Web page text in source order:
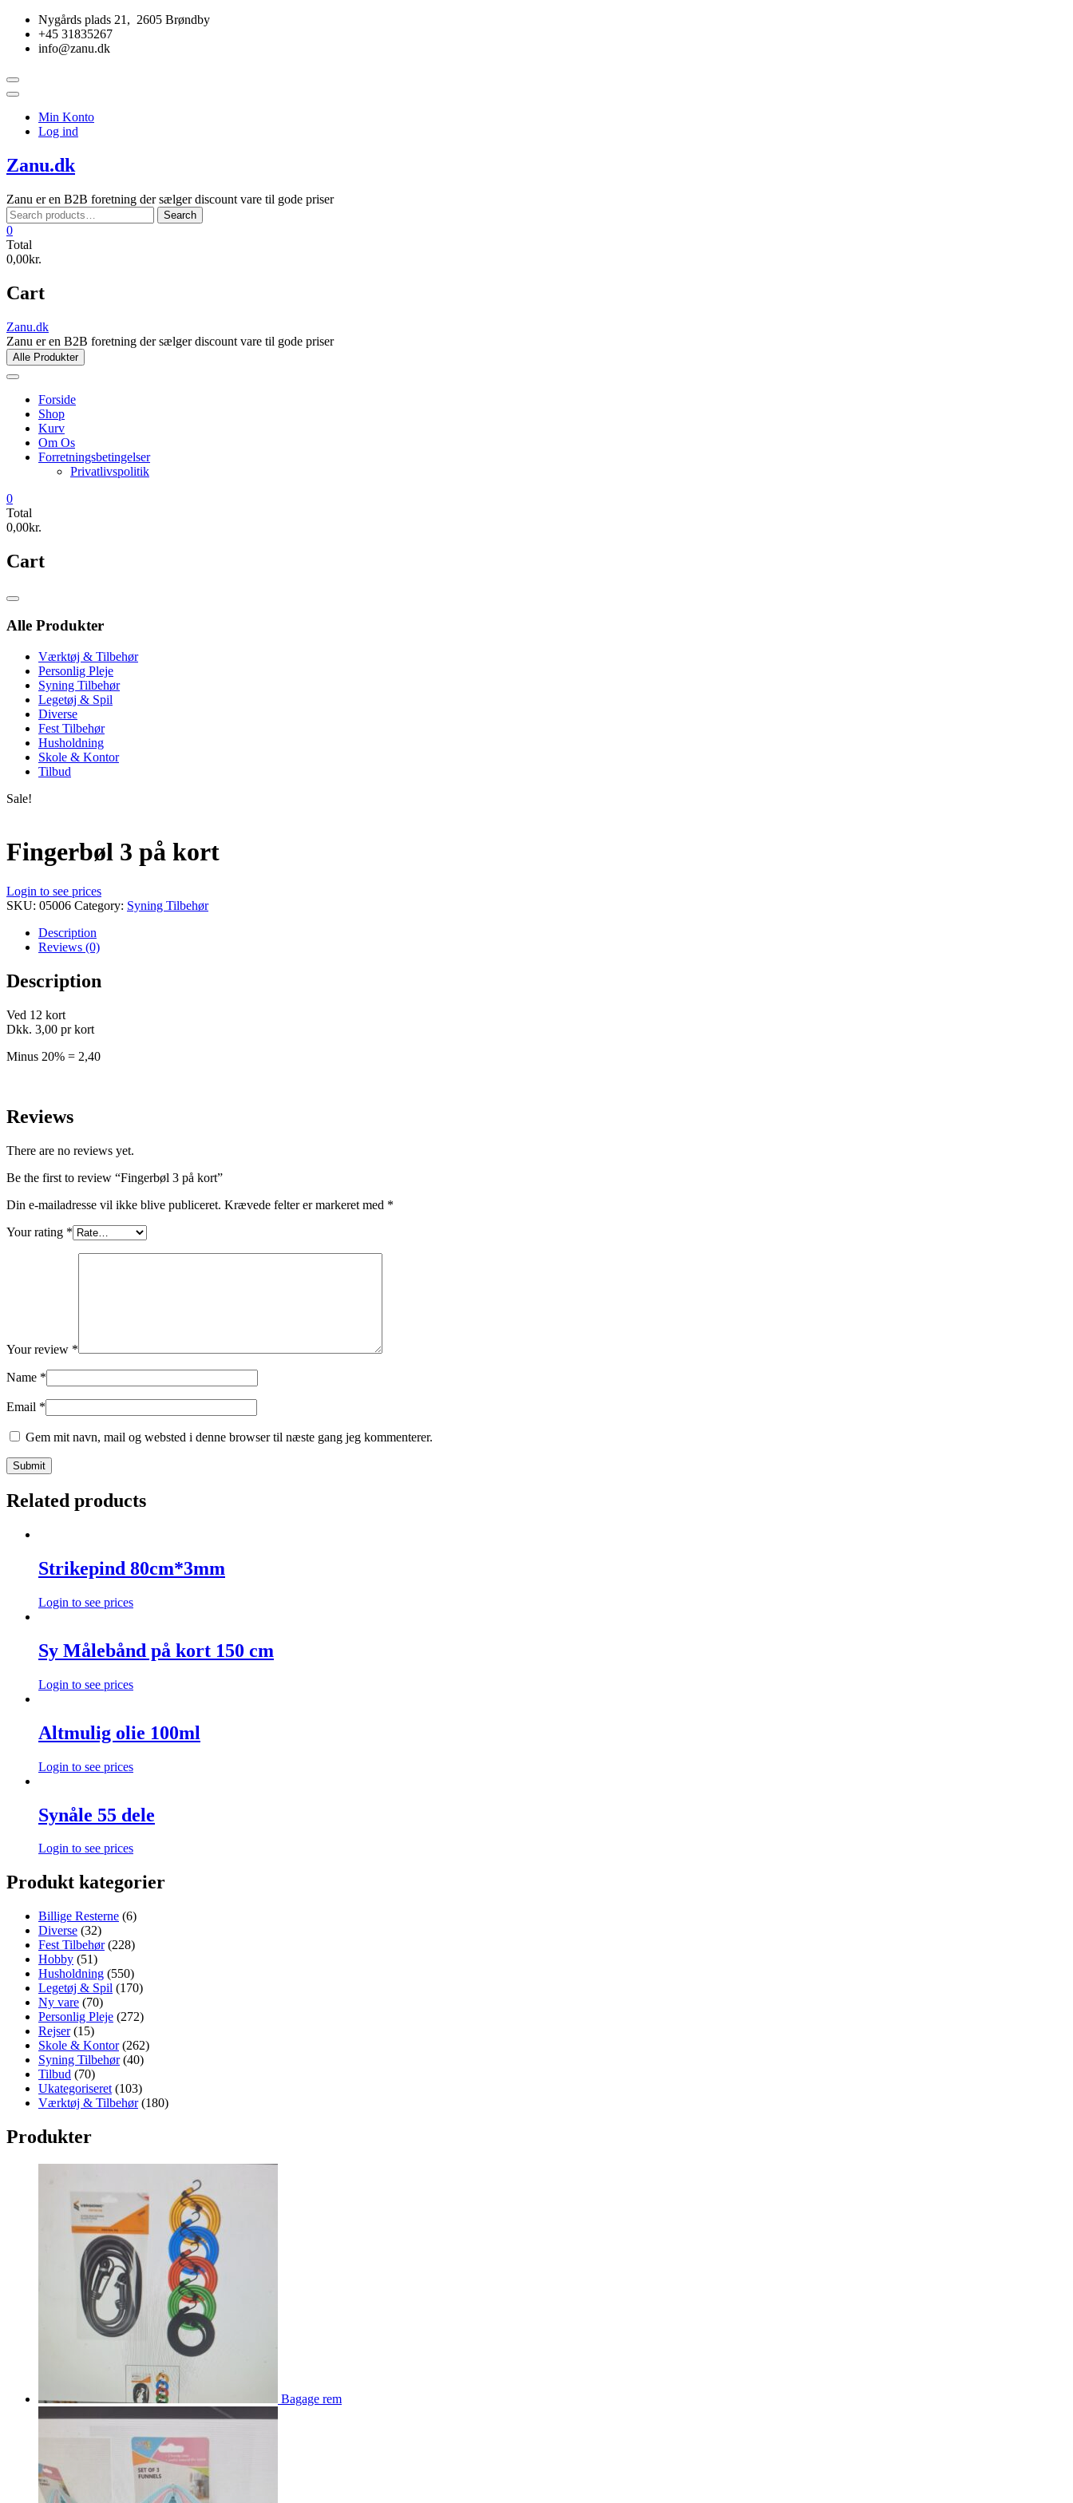
Skip
content
Nygårds plads 21, 2605 Brøndby
+45 31835267
info@zanu.dk
Topbar
Menu
Min Konto
Log ind
Zanu.dk
Zanu er en B2B foretning der sælger discount vare til gode priser
Search
for:
Search
0
Total
0,00kr.
Cart
Zanu.dk
Zanu er en B2B foretning der sælger discount vare til gode priser
Alle Produkter
Forside
Shop
Kurv
Om Os
Forretningsbetingelser
Privatlivspolitik
0
Total
0,00kr.
Cart
Catalog
Alle Produkter
Værktøj & Tilbehør
Personlig Pleje
Syning Tilbehør
Legetøj & Spil
Diverse
Fest Tilbehør
Husholdning
Skole & Kontor
Tilbud
Sale!
Fingerbøl 3 på kort
Login to see prices
SKU: 05006 Category: Syning Tilbehør
Description
Reviews (0)
Description
Ved 12 kort
Dkk. 3,00 pr kort
Minus 20% = 2,40
Reviews
There are no reviews yet.
Be the first to review “Fingerbøl 3 på kort”
Din e-mailadresse vil ikke blive publiceret. Krævede felter er markeret med *
Your rating *
Your review *
Name *
Email *
Gem mit navn, mail og websted i denne browser til næste gang jeg kommenterer.
Related products
Strikepind 80cm*3mm
Login to see prices
Sy Målebånd på kort 150 cm
Login to see prices
Altmulig olie 100ml
Login to see prices
Synåle 55 dele
Login to see prices
Produkt kategorier
Billige Resterne (6)
Diverse (32)
Fest Tilbehør (228)
Hobby (51)
Husholdning (550)
Legetøj & Spil (170)
Ny vare (70)
Personlig Pleje (272)
Rejser (15)
Skole & Kontor (262)
Syning Tilbehør (40)
Tilbud (70)
Ukategoriseret (103)
Værktøj & Tilbehør (180)
Produkter
Bagage rem